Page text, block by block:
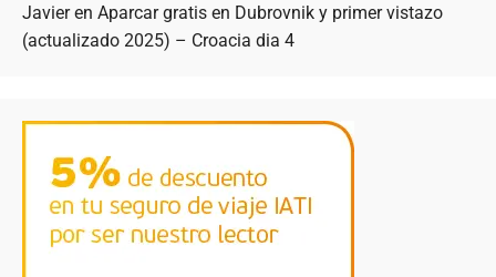
Javieren Aparcar gratis en Dubrovnik y primer vistazo
(actualizado 2025) – Croacia dia 4